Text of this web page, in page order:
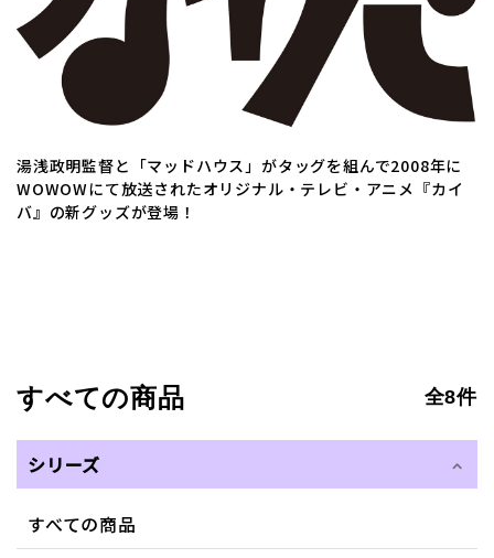
湯浅政明監督と「マッドハウス」がタッグを組んで2008年に
WOWOWにて放送されたオリジナル・テレビ・アニメ『カイ
バ』の新グッズが登場！
すべての商品 全8件
シリーズ
すべての商品